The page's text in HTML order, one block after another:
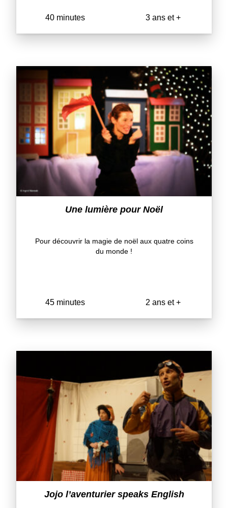
40 minutes 3 ans et +
Une lumière pour Noël
Pour découvrir la magie de noël aux quatre coins
du monde !
45 minutes 2 ans et +
Jojo l’aventurier speaks English